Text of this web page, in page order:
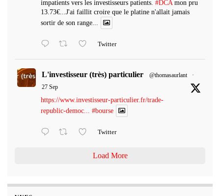
impatients vers les investisseurs patients. #DCA mon pru
13.73€...J'ai faillit croire que le platine n'allait jamais
sortir de son range...
Twitter
L'investisseur (très) particulier @thomasaurlant
·
27 Sep
https://www.investisseur-particulier.fr/trade-
republic-democ... #bourse
Twitter
Load More